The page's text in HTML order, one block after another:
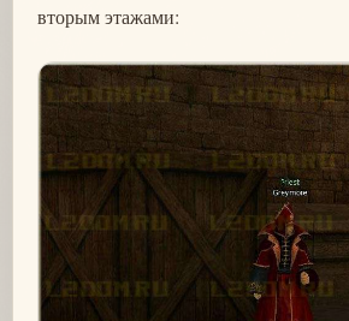
вторым этажами: